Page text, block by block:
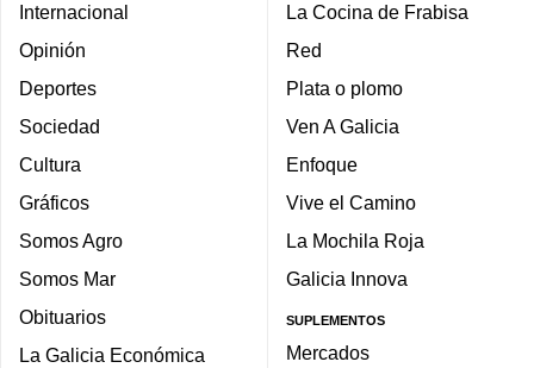
Internacional
Opinión
Deportes
Sociedad
Cultura
Gráficos
Somos Agro
Somos Mar
Obituarios
La Galicia Económica
La Cocina de Frabisa
Red
Plata o plomo
Ven A Galicia
Enfoque
Vive el Camino
La Mochila Roja
Galicia Innova
SUPLEMENTOS
Mercados